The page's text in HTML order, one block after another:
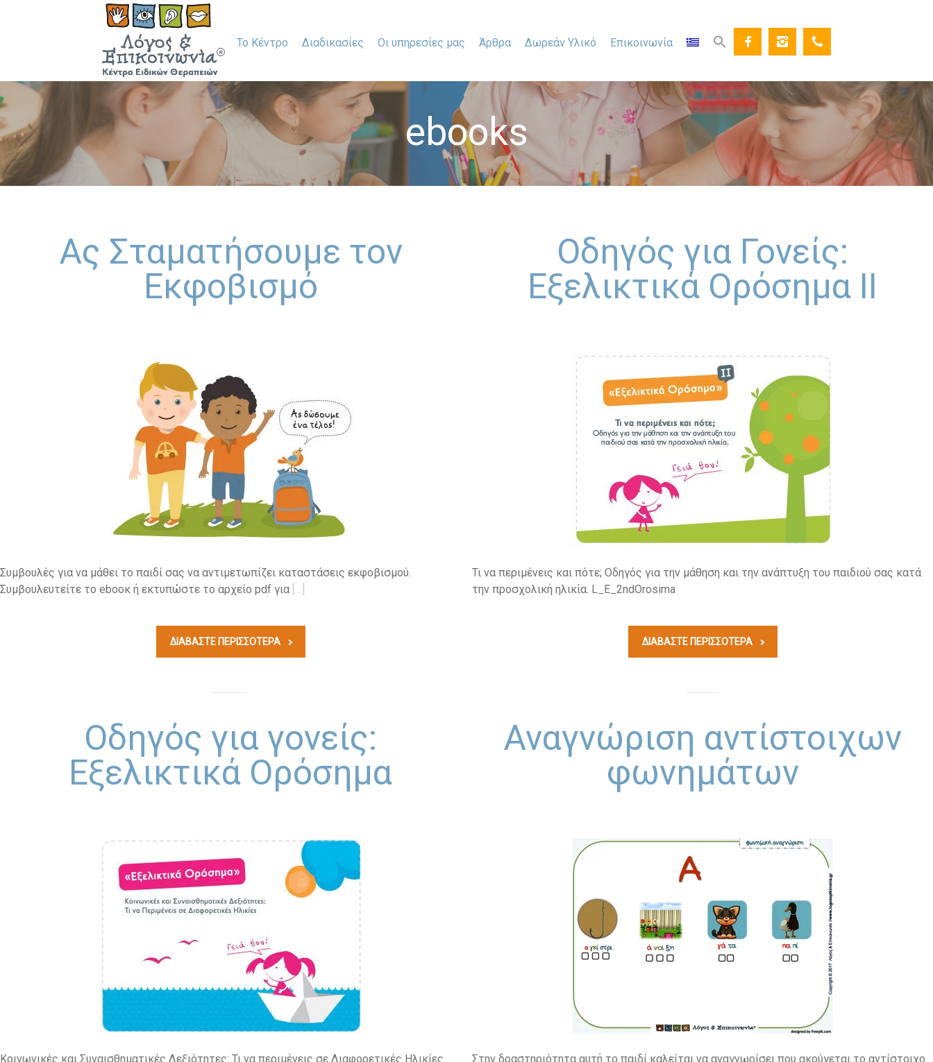
Το Κέντρο Διαδικασίες Οι υπηρεσίες μας Άρθρα Δωρεάν Υλικό Επικοινωνία
ebooks
Ας Σταματήσουμε τον
Εκφοβισμό
Συμβουλές για να μάθει το παιδί σας να αντιμετωπίζει καταστάσεις εκφοβισμού.
Συμβουλευτείτε το ebooκ ή εκτυπώστε το αρχείο pdf για […]
ΔΙΑΒΆΣΤΕ ΠΕΡΙΣΣΟΤΕΡΑ
Οδηγός για γονείς:
Εξελικτικά Ορόσημα
Κοινωνικές και Συναισθηματικές Δεξιότητες: Τι να περιμένεις σε Διαφορετικές Ηλικίες
Οδηγός για Γονείς:
Εξελικτικά Ορόσημα ΙΙ
Τι να περιμένεις και πότε; Οδηγός για την μάθηση και την ανάπτυξη του παιδιού σας κατά
την προσχολική ηλικία. L_E_2ndOrosima
ΔΙΑΒΆΣΤΕ ΠΕΡΙΣΣΟΤΕΡΑ
Αναγνώριση αντίστοιχων
φωνημάτων
Στην δραστηριότητα αυτή το παιδί καλείται να αναγνωρίσει που ακούγεται το αντίστοιχο